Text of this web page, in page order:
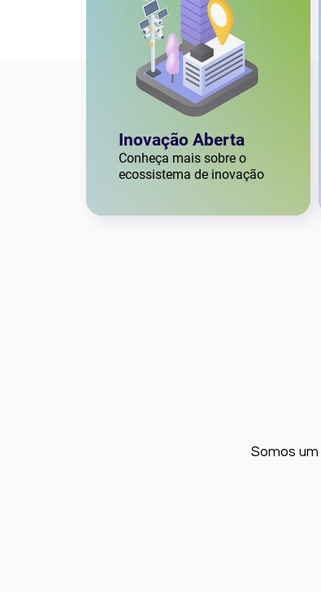
Inovação Aberta
Conheça mais sobre o
ecossistema de inovação
Somos